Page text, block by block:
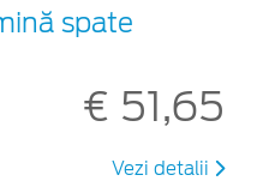
spate
€ 51,65
Vezi detalii